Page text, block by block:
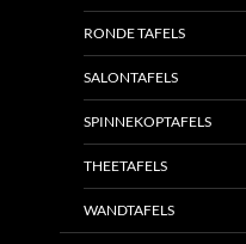
RONDE TAFELS
SALONTAFELS
SPINNEKOPTAFELS
THEETAFELS
WANDTAFELS